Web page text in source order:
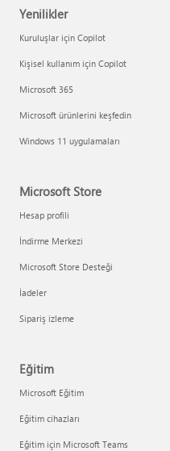
Yenilikler
Kuruluşlar için Copilot
Kişisel kullanım için Copilot
Microsoft 365
Microsoft ürünlerini keşfedin
Windows 11 uygulamaları
Microsoft Store
Hesap profili
İndirme Merkezi
Microsoft Store Desteği
İadeler
Sipariş izleme
Eğitim
Microsoft Eğitim
Eğitim cihazları
Eğitim için Microsoft Teams